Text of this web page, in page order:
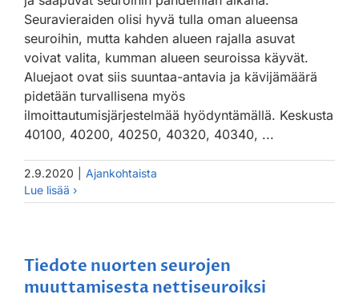
Seuravieraiden olisi hyvä tulla oman alueensa
seuroihin, mutta kahden alueen rajalla asuvat
voivat valita, kumman alueen seuroissa käyvät.
Aluejaot ovat siis suuntaa-antavia ja kävijämäärä
pidetään turvallisena myös
ilmoittautumisjärjestelmää hyödyntämällä. Keskusta
40100, 40200, 40250, 40320, 40340, ...
2.9.2020 Ajankohtaista
Tiedote nuorten seurojen
muuttamisesta nettiseuroiksi